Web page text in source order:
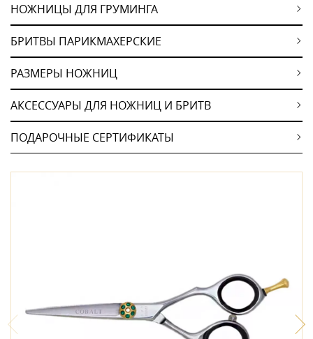
НОЖНИЦЫ ДЛЯ ГРУМИНГА
БРИТВЫ ПАРИКМАХЕРСКИЕ
РАЗМЕРЫ НОЖНИЦ
АКСЕССУАРЫ ДЛЯ НОЖНИЦ И БРИТВ
ПОДАРОЧНЫЕ СЕРТИФИКАТЫ